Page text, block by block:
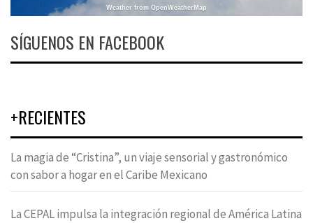
Weather from OpenWeatherMap
SÍGUENOS EN FACEBOOK
+RECIENTES
La magia de “Cristina”, un viaje sensorial y gastronómico
con sabor a hogar en el Caribe Mexicano
La CEPAL impulsa la integración regional de América Latina